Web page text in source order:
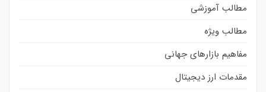
مطالب آموزشی
مطالب ویژه
مفاهیم بازارهای جهانی
مقدمات ارز دیجیتال